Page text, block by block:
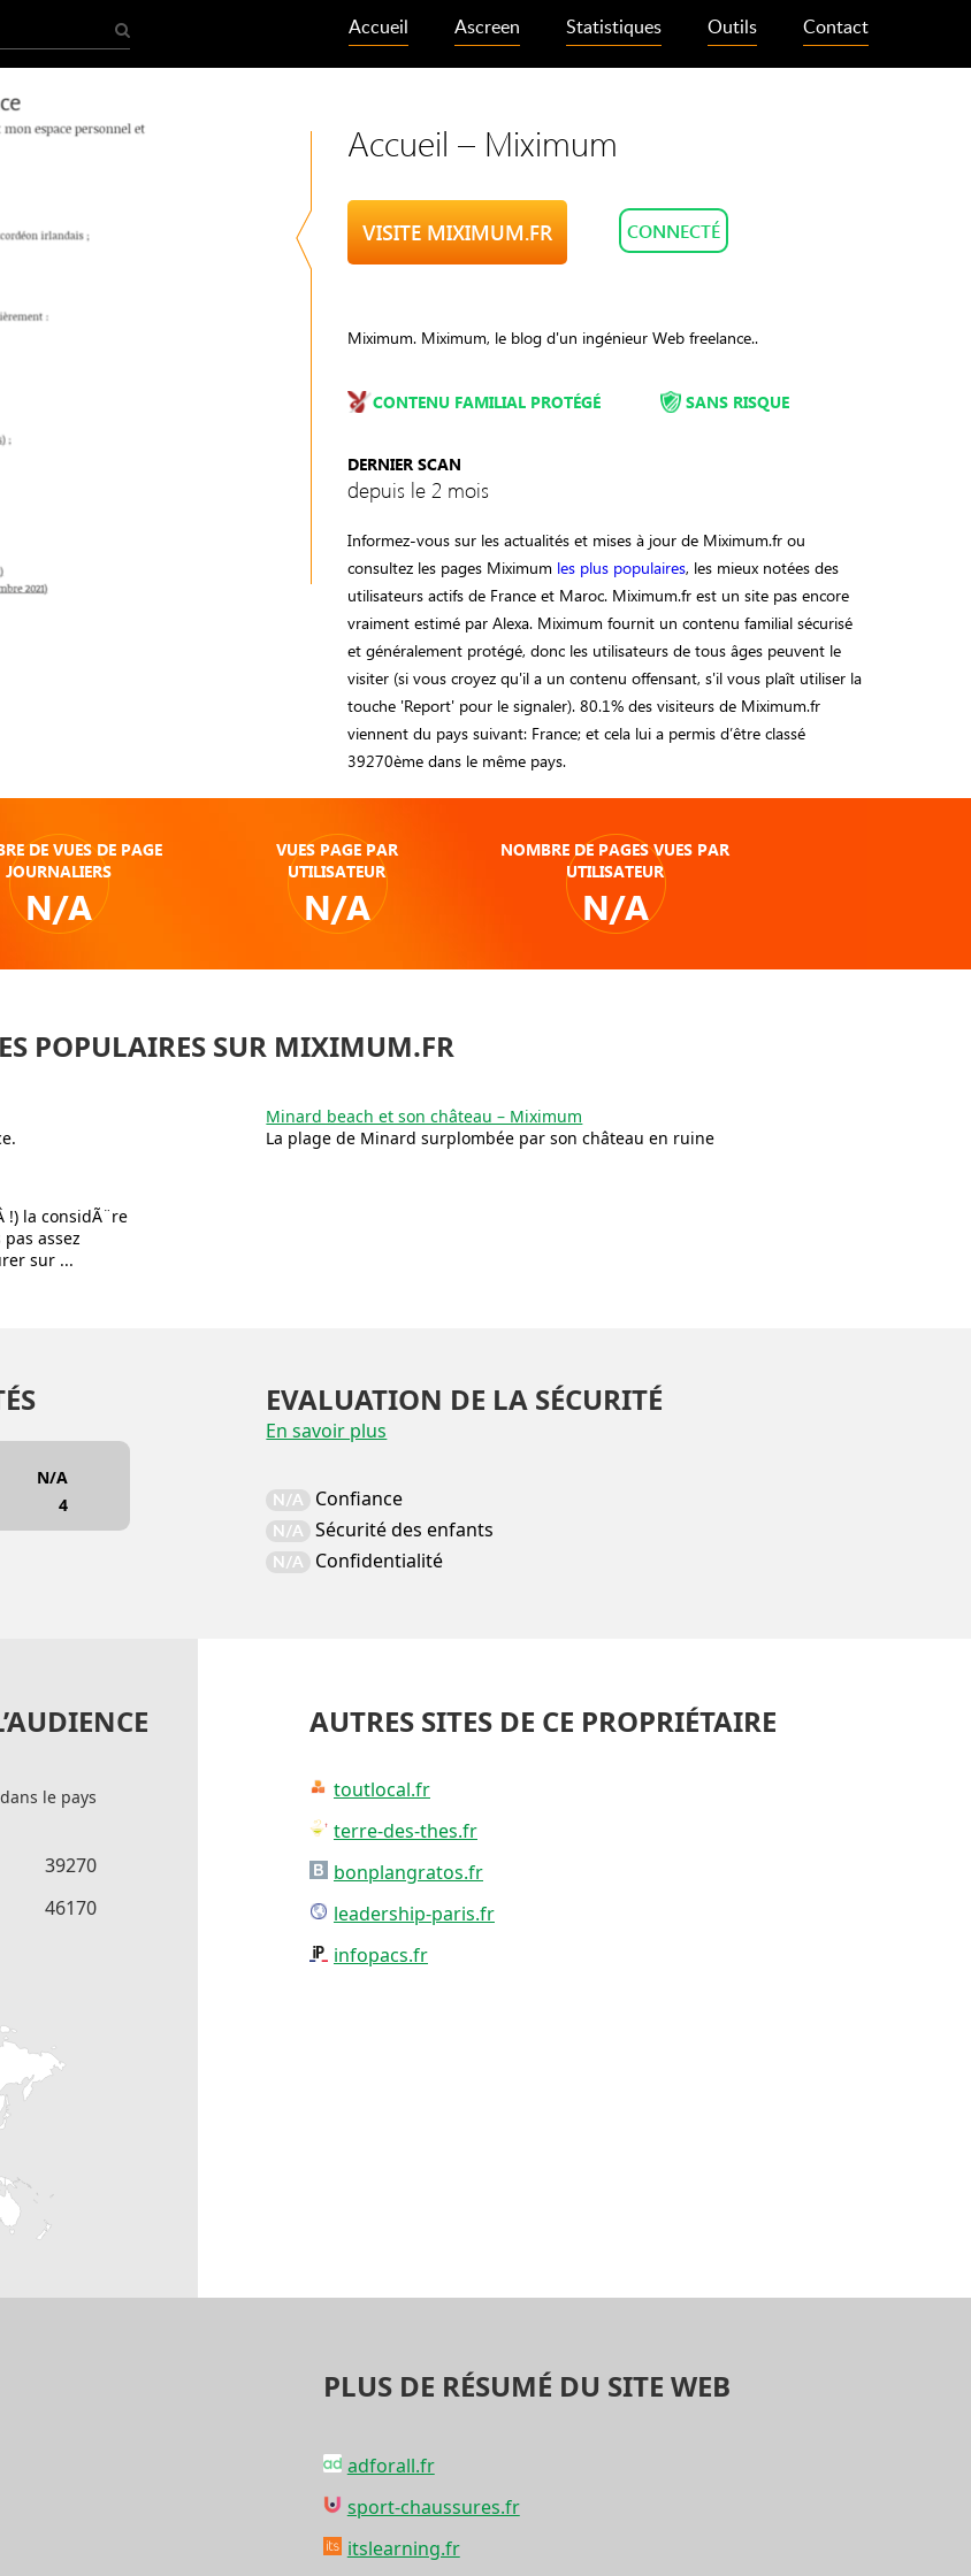
Accueil Ascreen Statistiques Outils Contact
Accueil – Miximum
VISITE MIXIMUM.FR CONNECTÉ
Miximum. Miximum, le blog d'un ingénieur Web freelance..
CONTENU FAMILIAL PROTÉGÉ
DERNIER SCAN
depuis le 2 mois
SANS RISQUE
Informez-vous sur les actualités et mises à jour de Miximum.fr ou
consultez les pages Miximum les plus populaires, les mieux notées des
utilisateurs actifs de France et Maroc. Miximum.fr est un site pas encore
vraiment estimé par Alexa. Miximum fournit un contenu familial sécurisé
et généralement protégé, donc les utilisateurs de tous âges peuvent le
visiter (si vous croyez qu'il a un contenu offensant, s'il vous plaît utiliser la
touche 'Report' pour le signaler). 80.1% des visiteurs de Miximum.fr
viennent du pays suivant: France; et cela lui a permis d’être classé
39270ème dans le même pays.
DE VUES DE PAGE
JOURNALIERS
N/A
VUES PAGE PAR
UTILISATEUR
N/A
NOMBRE DE PAGES VUES PAR
UTILISATEUR
N/A
POPULAIRES SUR MIXIMUM.FR
Minard beach et son château – Miximum
La plage de Minard surplombée par son château en ruine
!) la considÃ¨re
assez
sur ...
N/A
4
EVALUATION DE LA SÉCURITÉ
En savoir plus
N/A Confiance
N/A Sécurité des enfants
N/A Confidentialité
le pays
39270
46170
AUTRES SITES DE CE PROPRIÉTAIRE
toutlocal.fr
terre-des-thes.fr
bonplangratos.fr
leadership-paris.fr
infopacs.fr
PLUS DE RÉSUMÉ DU SITE WEB
adforall.fr
sport-chaussures.fr
itslearning.fr